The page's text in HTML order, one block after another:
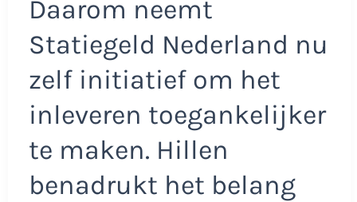
Daarom neemt
Statiegeld Nederland nu
zelf initiatief om het
inleveren toegankelijker
te maken. Hillen
benadrukt het belang